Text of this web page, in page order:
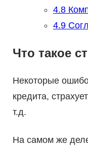
4.8
4.9
Что такое
Некоторые
кредита,
т.д.
На самом же